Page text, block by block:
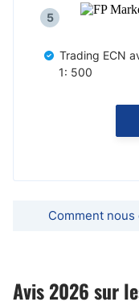
5
Trading ECN
1: 500
Comment
Avis 2026 sur